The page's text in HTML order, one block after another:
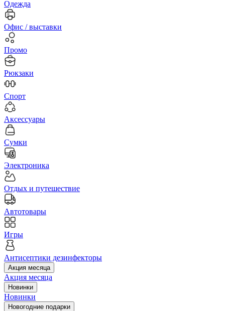
Одежда
Офис / выставки
Промо
Рюкзаки
Спорт
Аксессуары
Сумки
Электроника
Отдых и путешествие
Автотовары
Игры
Антисептики дезинфекторы
Акция месяца
Акция месяца
Новинки
Новинки
Новогодние подарки